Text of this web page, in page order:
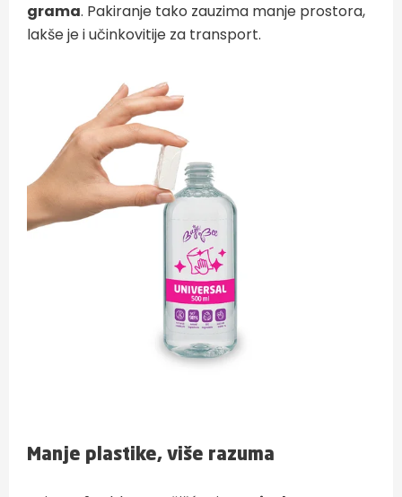
grama. Pakiranje tako zauzima manje prostora,
lakše je i učinkovitije za transport.
Manje plastike, više razuma